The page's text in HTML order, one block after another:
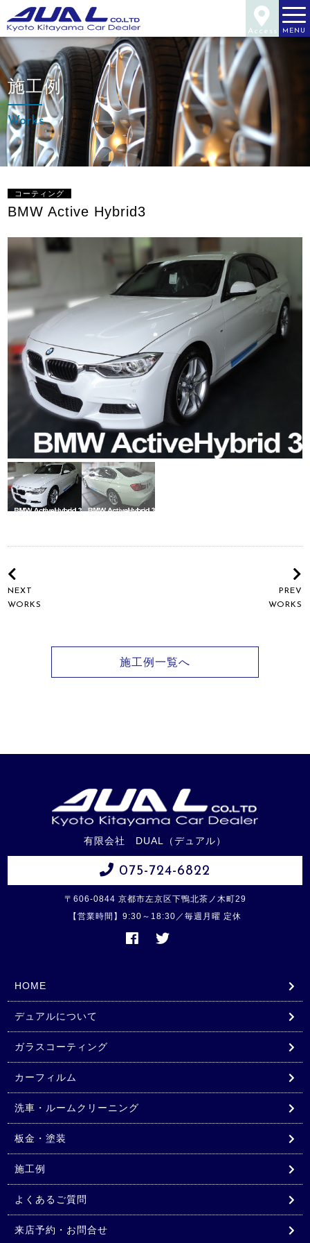
Access MENU
施工例
Works
コーティング
BMW Active Hybrid3
NEXT
WORKS
PREV
WORKS
施工例一覧へ
有限会社 DUAL（デュアル）
075-724-6822
〒606-0844 京都市左京区下鴨北茶ノ木町29
【営業時間】9:30～18:30／毎週月曜 定休
HOME
デュアルについて
ガラスコーティング
カーフィルム
洗車・ルームクリーニング
板金・塗装
施工例
よくあるご質問
来店予約・お問合せ